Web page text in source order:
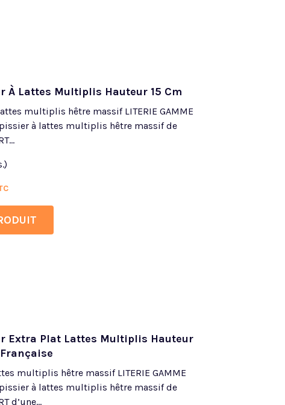
À Lattes Multiplis Hauteur 15 Cm
multiplis hêtre massif LITERIE GAMME
à lattes multiplis hêtre massif de
Extra Plat Lattes Multiplis Hauteur
multiplis hêtre massif LITERIE GAMME
à lattes multiplis hêtre massif de
d’une...